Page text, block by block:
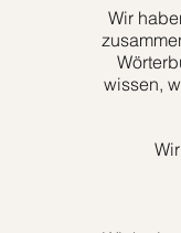
Wir
wissen,